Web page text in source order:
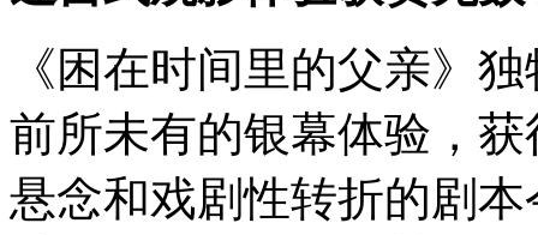
《困在时间里的父亲》
前所未有的银幕体验，
悬念和戏剧性转折的剧